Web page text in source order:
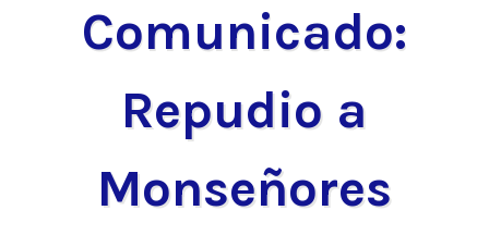
Comunicado:
Repudio a
Monseñores